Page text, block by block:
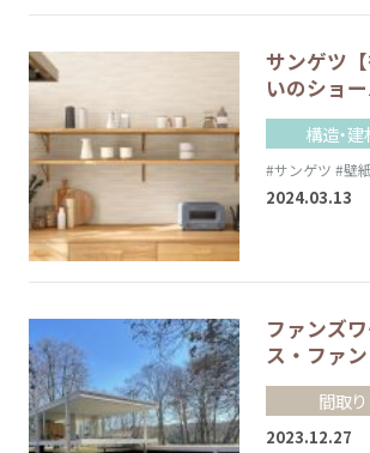
サンゲツ
いのショ
構造・建
#サンゲツ #壁
2024.03.13
ファンズ
ス・ファ
間取り
2023.12.27